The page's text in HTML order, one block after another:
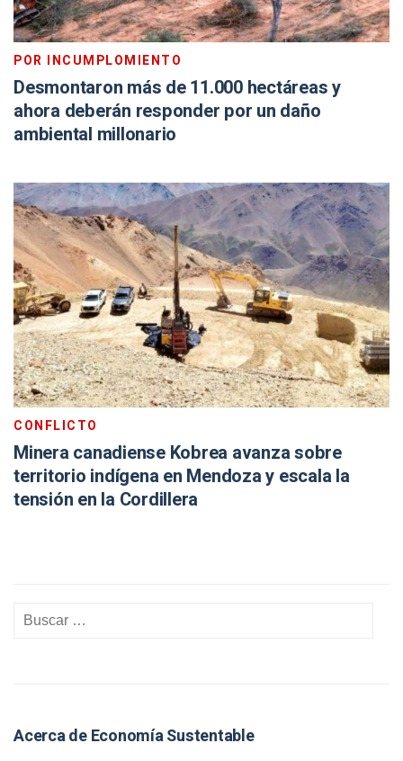
POR INCUMPLOMIENTO
Desmontaron más de 11.000 hectáreas y
ahora deberán responder por un daño
ambiental millonario
CONFLICTO
Minera canadiense Kobrea avanza sobre
territorio indígena en Mendoza y escala la
tensión en la Cordillera
Acerca de Economía Sustentable